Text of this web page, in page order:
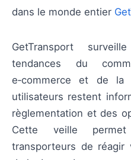
dans le monde entier
GetTransport
tendances du
e‑commerce et de
utilisateurs restent
règlementation et des
Cette veille
transporteurs de réagir